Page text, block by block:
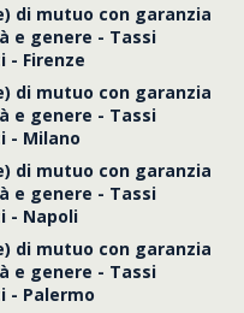
di mutuo con garanzia
e genere - Tassi
- Firenze
di mutuo con garanzia
e genere - Tassi
- Milano
di mutuo con garanzia
e genere - Tassi
- Napoli
di mutuo con garanzia
e genere - Tassi
- Palermo